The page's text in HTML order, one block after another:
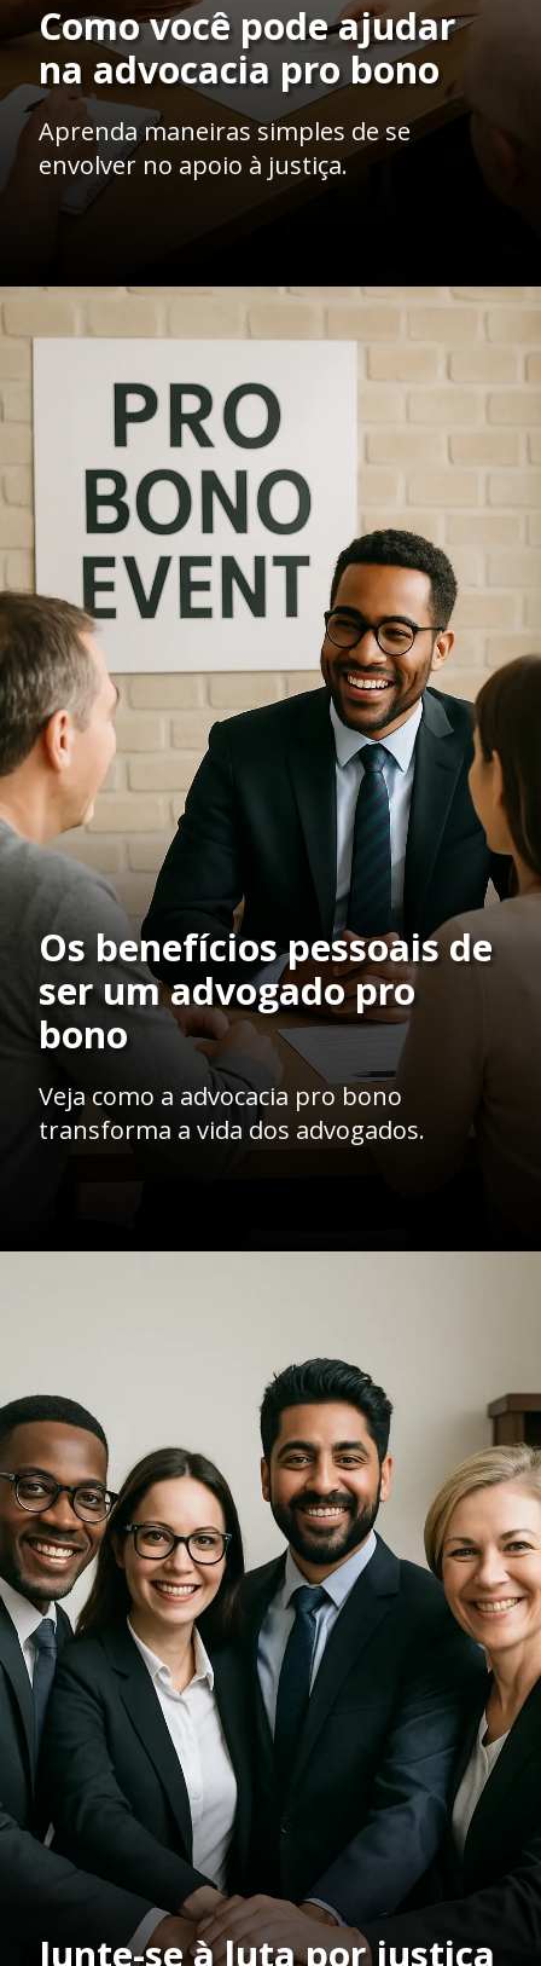
Como você pode ajudar
na advocacia pro bono
Aprenda maneiras simples de se
envolver no apoio à justiça.
Os benefícios pessoais de
ser um advogado pro
bono
Veja como a advocacia pro bono
transforma a vida dos advogados.
Junte-se à luta por justiça